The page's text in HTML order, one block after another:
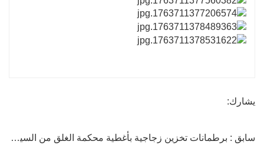
يشارك:
سابق : برطمانات تخزين زجاجية بأغطية محكمة الغلق من السيليكون